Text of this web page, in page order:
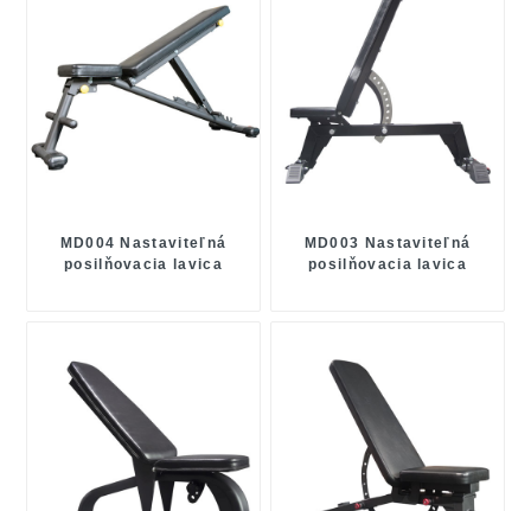
MD004 Nastaviteľná
posilňovacia lavica
MD003 Nastaviteľná
posilňovacia lavica